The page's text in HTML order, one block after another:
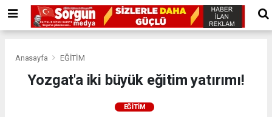
Anasayfa EĞİTİM
Yozgat'a iki büyük eğitim yatırımı!
EĞİTİM